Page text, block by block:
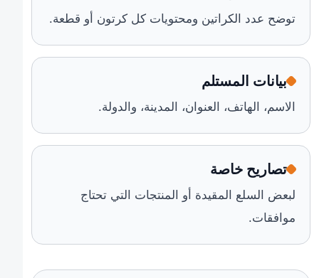
توضح عدد الكراتين ومحتويات كل كرتون أو قطعة.
بيانات المستلم
الاسم، الهاتف، العنوان، المدينة، والدولة.
تصاريح خاصة
لبعض السلع المقيدة أو المنتجات التي تحتاج
موافقات.